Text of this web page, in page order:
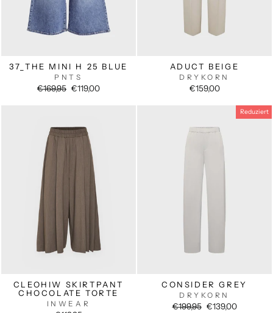
37_THE MINI H 25 BLUE
PNTS
Normaler
€169,95 Sonderpreis
€119,00
ADUCT BEIGE
DRYKORN
€159,00
CLEOHIW SKIRTPANT
CHOCOLATE TORTE
INWEAR
Reduziert
CONSIDER GREY
DRYKORN
Normaler
€199,95 Sonderpreis
€139,00